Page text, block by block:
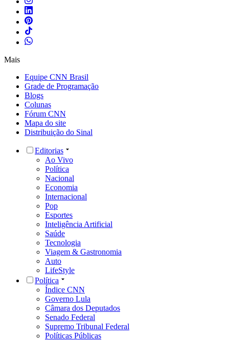
Mais
Equipe CNN Brasil
Grade de Programação
Blogs
Colunas
Fórum CNN
Mapa do site
Distribuição do Sinal
Editorias
Ao Vivo
Política
Nacional
Economia
Internacional
Pop
Esportes
Inteligência Artificial
Saúde
Tecnologia
Viagem & Gastronomia
Auto
LifeStyle
Política
Índice CNN
Governo Lula
Câmara dos Deputados
Senado Federal
Supremo Tribunal Federal
Políticas Públicas